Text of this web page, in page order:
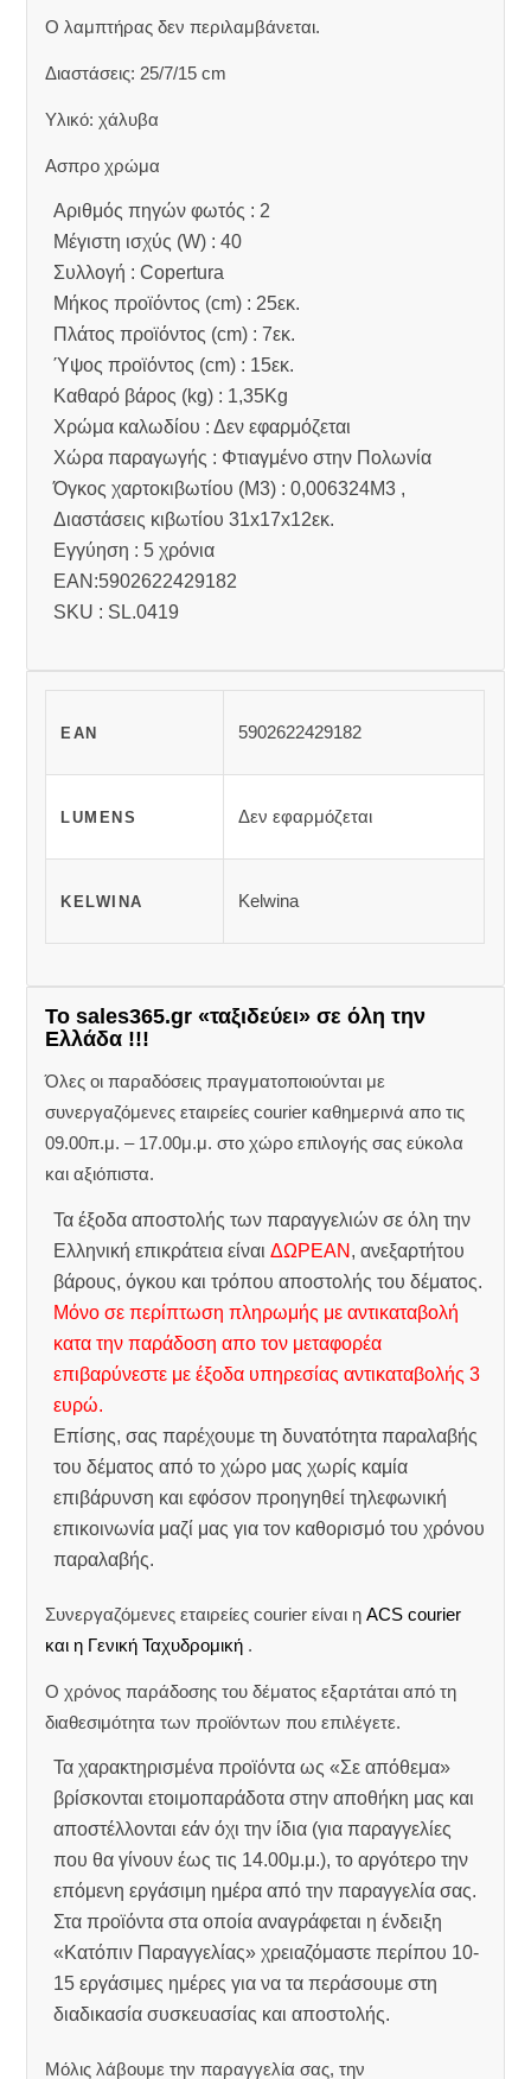
Ο λαμπτήρας δεν περιλαμβάνεται.
Διαστάσεις: 25/7/15 cm
Υλικό: χάλυβα
Ασπρο χρώμα
Αριθμός πηγών φωτός : 2
Μέγιστη ισχύς (W) : 40
Συλλογή : Copertura
Μήκος προϊόντος (cm) : 25εκ.
Πλάτος προϊόντος (cm) : 7εκ.
Ύψος προϊόντος (cm) : 15εκ.
Καθαρό βάρος (kg) : 1,35Kg
Χρώμα καλωδίου : Δεν εφαρμόζεται
Χώρα παραγωγής : Φτιαγμένο στην Πολωνία
Όγκος χαρτοκιβωτίου (M3) : 0,006324M3 ,
Διαστάσεις κιβωτίου 31x17x12εκ.
Εγγύηση : 5 χρόνια
EAN:5902622429182
SKU : SL.0419
EAN 5902622429182
LUMENS Δεν εφαρμόζεται
KELWINA Kelwina
Το sales365.gr «ταξιδεύει» σε όλη την
Ελλάδα !!!
Όλες οι παραδόσεις πραγματοποιούνται με
συνεργαζόμενες εταιρείες courier καθημερινά απο τις
09.00π.μ. – 17.00μ.μ. στο χώρο επιλογής σας εύκολα
και αξιόπιστα.
Τα έξοδα αποστολής των παραγγελιών σε όλη την
Ελληνική επικράτεια είναιΔΩΡΕΑΝ , ανεξαρτήτου
βάρους, όγκου και τρόπου αποστολής του δέματος.
Μόνο σε περίπτωση πληρωμής με αντικαταβολή
κατα την παράδοση απο τον μεταφορέα
επιβαρύνεστε με έξοδα υπηρεσίας αντικαταβολής 3
ευρώ.
Επίσης, σας παρέχουμε τη δυνατότητα παραλαβής
του δέματος από το χώρο μας χωρίς καμία
επιβάρυνση και εφόσον προηγηθεί τηλεφωνική
επικοινωνία μαζί μας για τον καθορισμό του χρόνου
παραλαβής.
Συνεργαζόμενες εταιρείες courier είναι ηACS courier
και η Γενική Ταχυδρομική .
Ο χρόνος παράδοσης του δέματος εξαρτάται από τη
διαθεσιμότητα των προϊόντων που επιλέγετε.
Τα χαρακτηρισμένα προϊόντα ως «Σε απόθεμα»
βρίσκονται ετοιμοπαράδοτα στην αποθήκη μας και
αποστέλλονται εάν όχι την ίδια (για παραγγελίες
που θα γίνουν έως τις 14.00μ.μ.), το αργότερο την
επόμενη εργάσιμη ημέρα από την παραγγελία σας.
Στα προϊόντα στα οποία αναγράφεται η ένδειξη
«Κατόπιν Παραγγελίας» χρειαζόμαστε περίπου 10-
15 εργάσιμες ημέρες για να τα περάσουμε στη
διαδικασία συσκευασίας και αποστολής.
Μόλις λάβουμε την παραγγελία σας, την